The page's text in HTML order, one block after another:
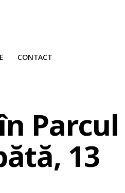
CONTACT
Parcul
13